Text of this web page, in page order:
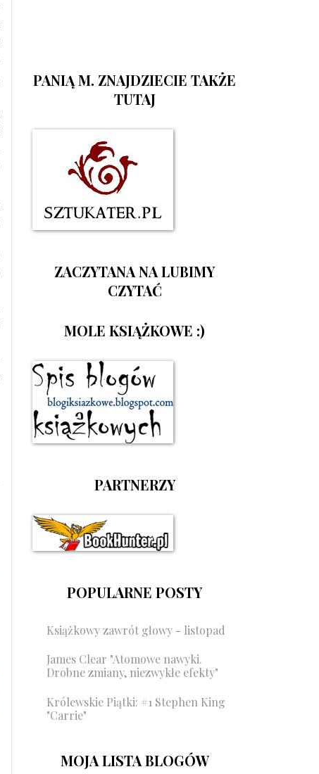
PANIĄ M. ZNAJDZIECIE TAKŻE
TUTAJ
ZACZYTANA NA LUBIMY
CZYTAĆ
MOLE KSIĄŻKOWE :)
PARTNERZY
POPULARNE POSTY
Książkowy zawrót głowy - listopad
James Clear "Atomowe nawyki.
Drobne zmiany, niezwykłe efekty"
Królewskie Piątki: #1 Stephen King
"Carrie"
MOJA LISTA BLOGÓW